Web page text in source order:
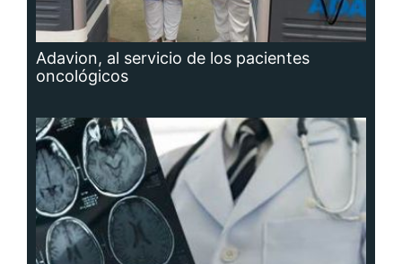
Adavion, al servicio de los pacientes
oncológicos